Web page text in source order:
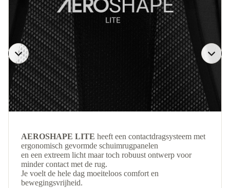
AEROSHAPE LITE heeft een contactdragsysteem met
ergonomisch gevormde schuimrugpanelen
en een extreem licht maar toch robuust ontwerp voor
minder contact met de rug.
Je voelt de hele dag moeiteloos comfort en
bewegingsvrijheid.